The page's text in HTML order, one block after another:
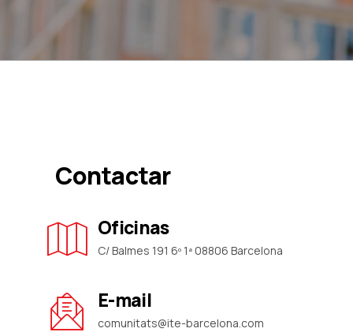
Contactar
Oficinas
C/ Balmes 191 6º 1ª 08806 Barcelona
E-mail
comunitats@ite-barcelona.com